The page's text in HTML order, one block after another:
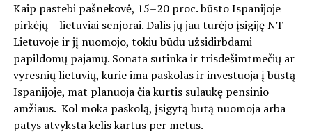
Kaip pastebi pašnekovė, 15–20 proc. būsto Ispanijoje
pirkėjų – lietuviai senjorai. Dalis jų jau turėjo įsigiję NT
Lietuvoje ir jį nuomojo, tokiu būdu užsidirbdami
papildomų pajamų. Sonata sutinka ir trisdešimtmečių ar
vyresnių lietuvių, kurie ima paskolas ir investuoja į būstą
Ispanijoje, mat planuoja čia kurtis sulaukę pensinio
amžiaus. Kol moka paskolą, įsigytą butą nuomoja arba
patys atvyksta kelis kartus per metus.